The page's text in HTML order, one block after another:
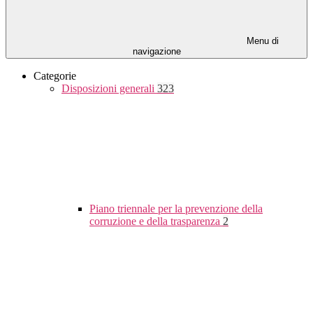
Menu di
navigazione
Categorie
Disposizioni generali 323
Piano triennale per la prevenzione della
corruzione e della trasparenza 2